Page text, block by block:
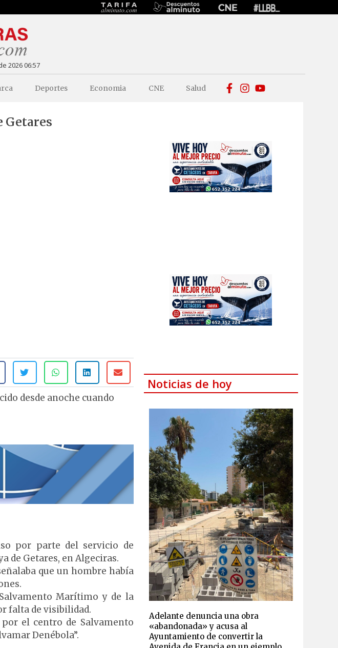
2026 06:57
Deportes Economia CNE Salud
Getares
desde anoche cuando
por parte del servicio de
de Getares, en Algeciras.
que un hombre había
Marítimo y de la
falta de visibilidad.
el centro de Salvamento
Denébola”.
Noticias de hoy
Adelante denuncia una obra
«abandonada» y acusa al
Ayuntamiento de convertir la